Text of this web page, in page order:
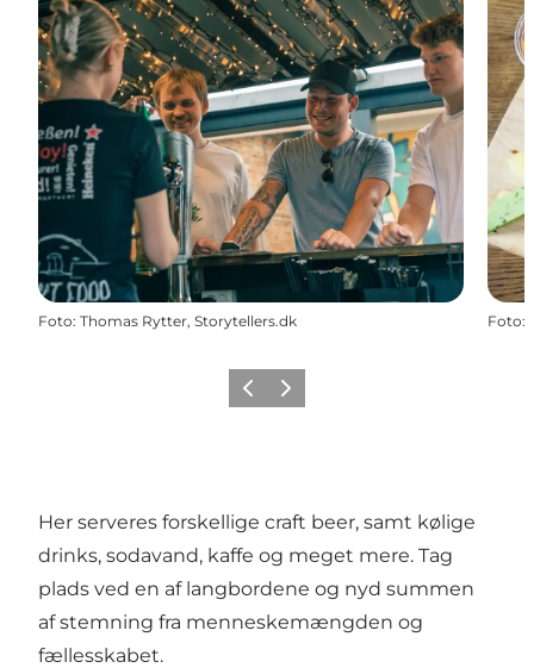
Foto: Thomas Rytter, Storytellers.dk Foto:
ForrigeNæste
Her serveres forskellige craft beer, samt kølige
drinks, sodavand, kaffe og meget mere. Tag
plads ved en af langbordene og nyd summen
af stemning fra menneskemængden og
fællesskabet.